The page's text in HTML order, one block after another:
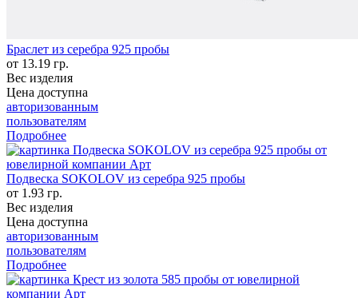
Браслет из серебра 925 пробы
от 13.19 гр.
Вес изделия
Цена доступна
авторизованным
пользователям
Подробнее
Подвеска SOKOLOV из серебра 925 пробы
от 1.93 гр.
Вес изделия
Цена доступна
авторизованным
пользователям
Подробнее